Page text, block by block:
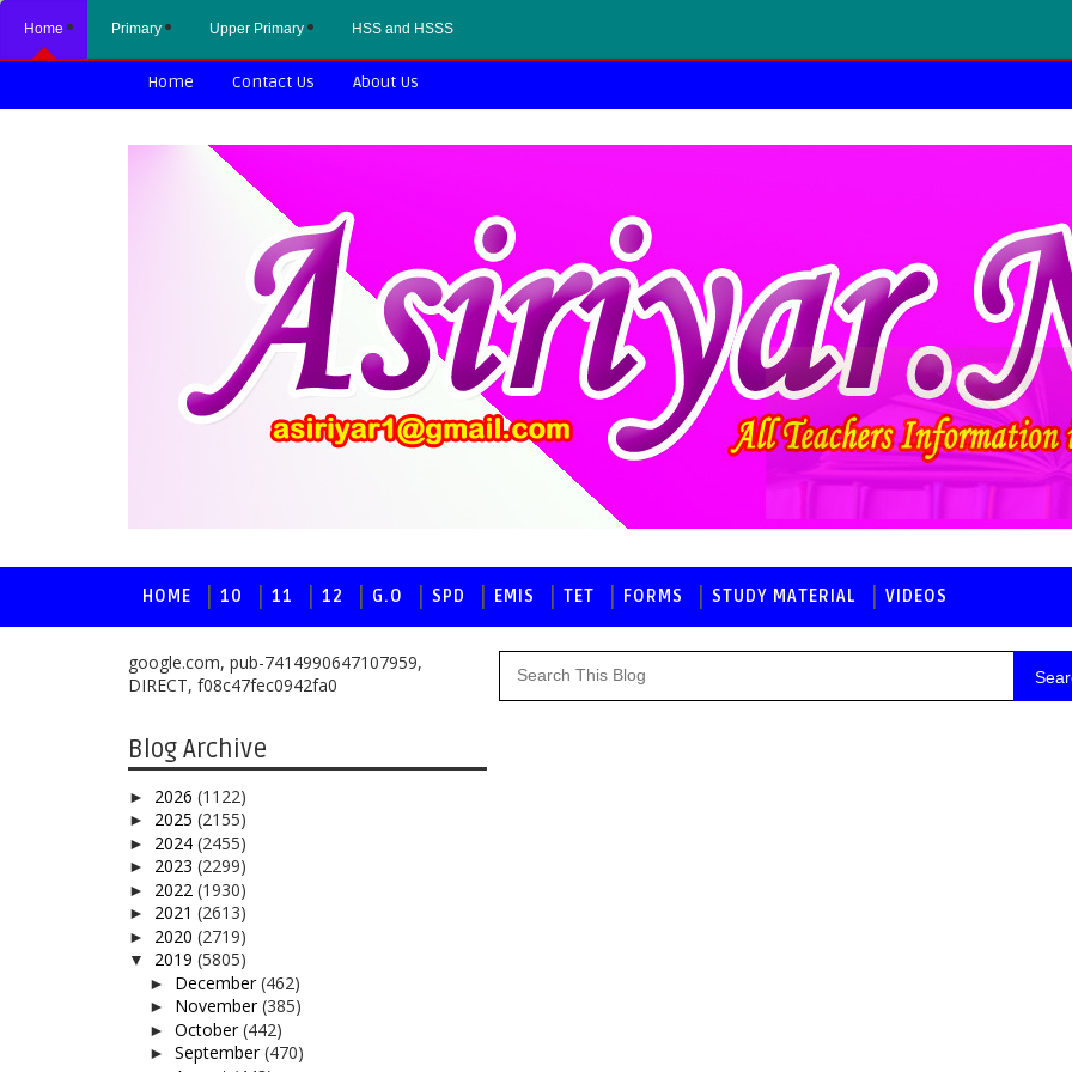
Home Primary Upper Primary HSS and HSSS
Home Contact Us About Us
HOME 10 11 12 G.O SPD EMIS TET FORMS STUDY MATERIAL VIDEOS
google.com, pub-7414990647107959,
DIRECT, f08c47fec0942fa0
Blog Archive
► 2026 (1122)
► 2025 (2155)
► 2024 (2455)
► 2023 (2299)
► 2022 (1930)
► 2021 (2613)
► 2020 (2719)
▼ 2019 (5805)
► December(462)
► November(385)
► October(442)
► September(470)